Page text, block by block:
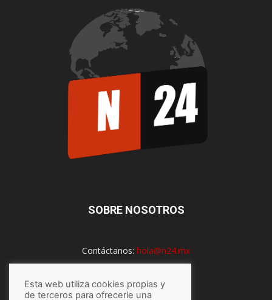
SOBRE NOSOTROS
Contáctanos: hola@n24.mx
SÍGUENOS
Esta web utiliza cookies propias y
de terceros para ofrecerle una